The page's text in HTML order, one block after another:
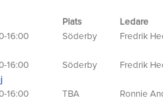
Plats
Ledare
16:00 Söderby
Fredrik
16:00 Söderby
Fredrik
16:00 TBA
Ronnie